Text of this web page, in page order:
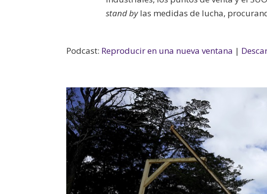
stand bylas medidas de lucha,
Podcast: Reproducir en una nueva ventana |